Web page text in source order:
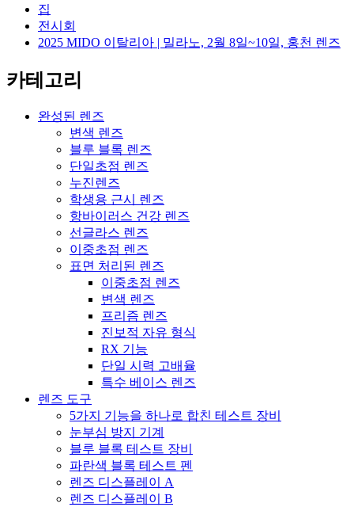
집
전시회
2025 MIDO 이탈리아 | 밀라노, 2월 8일~10일, 홍천 렌즈
카테고리
완성된 렌즈
변색 렌즈
블루 블록 렌즈
단일초점 렌즈
누진렌즈
학생용 근시 렌즈
항바이러스 건강 렌즈
선글라스 렌즈
이중초점 렌즈
표면 처리된 렌즈
이중초점 렌즈
변색 렌즈
프리즘 렌즈
진보적 자유 형식
RX 기능
단일 시력 고배율
특수 베이스 렌즈
렌즈 도구
5가지 기능을 하나로 합친 테스트 장비
눈부심 방지 기계
블루 블록 테스트 장비
파란색 블록 테스트 펜
렌즈 디스플레이 A
렌즈 디스플레이 B